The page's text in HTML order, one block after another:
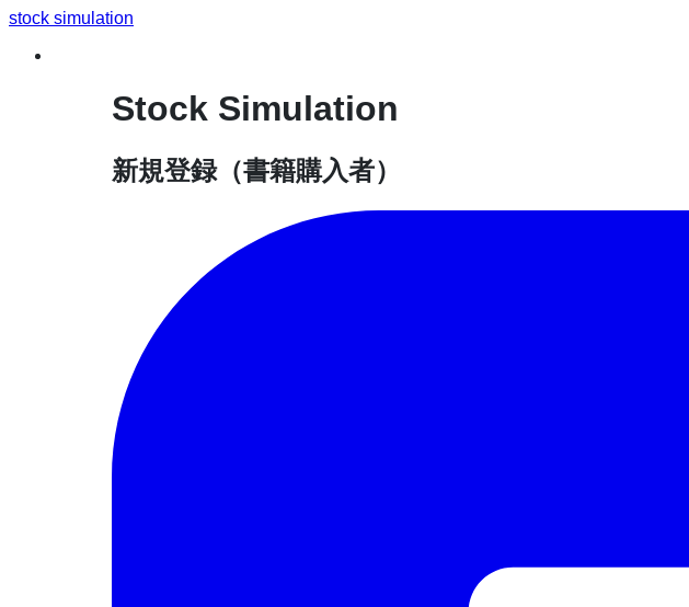
stock simulation
Stock Simulation
新規登録（書籍購入者）